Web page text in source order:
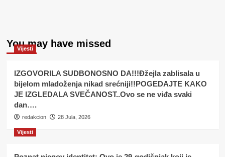
You may have missed
Vijesti
IZGOVORILA SUDBONOSNO DA!!!Đžejla zablisala u
bijelom mladoženja nikad srećniji!!POGEDAJTE KAKO
JE IZGLEDALA SVEČANOST..Ovo se ne viđa svaki
dan….
redakcion 28 Jula, 2026
Vijesti